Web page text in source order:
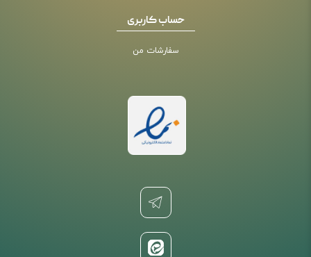
حساب کاربری
سفارشات من